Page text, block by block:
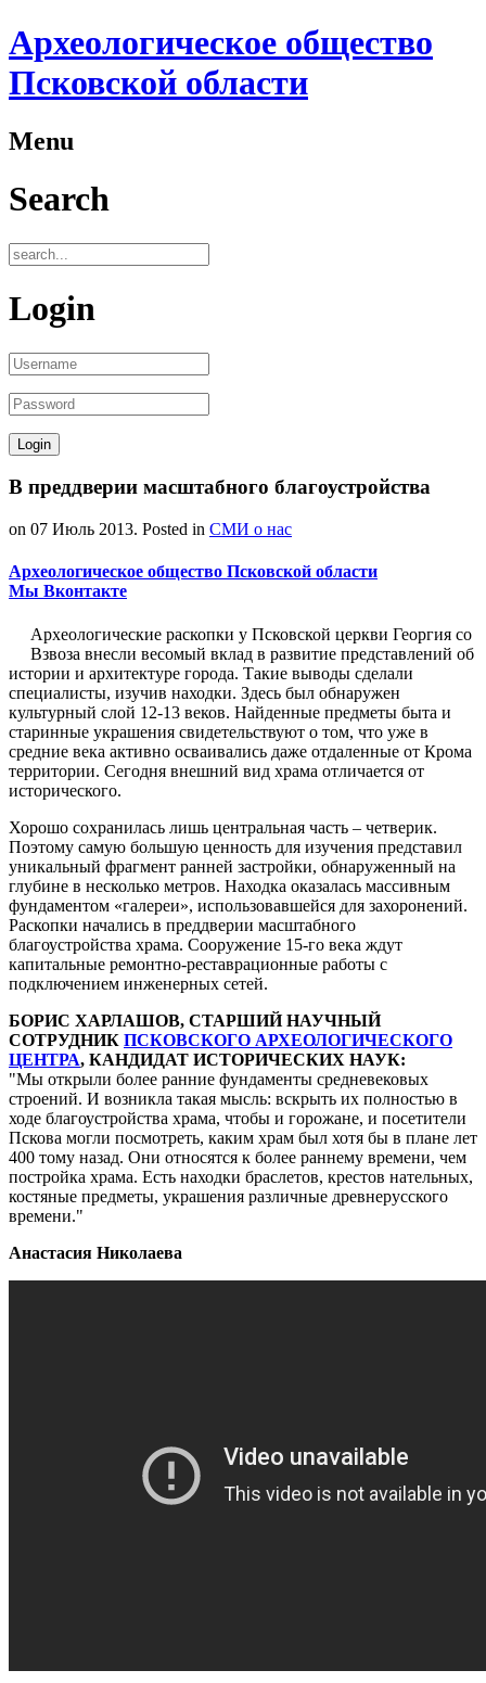
Археологическое общество
Псковской области
Menu
Search
Login
В преддверии масштабного благоустройства
on 07 Июль 2013. Posted in СМИ о нас
Археологическое общество Псковской области
Мы Вконтакте
Археологические раскопки у Псковской церкви Георгия со
Взвоза внесли весомый вклад в развитие представлений об
истории и архитектуре города. Такие выводы сделали
специалисты, изучив находки. Здесь был обнаружен
культурный слой 12-13 веков. Найденные предметы быта и
старинные украшения свидетельствуют о том, что уже в
средние века активно осваивались даже отдаленные от Крома
территории. Сегодня внешний вид храма отличается от
исторического.
Хорошо сохранилась лишь центральная часть – четверик.
Поэтому самую большую ценность для изучения представил
уникальный фрагмент ранней застройки, обнаруженный на
глубине в несколько метров. Находка оказалась массивным
фундаментом «галереи», использовавшейся для захоронений.
Раскопки начались в преддверии масштабного
благоустройства храма. Сооружение 15-го века ждут
капитальные ремонтно-реставрационные работы с
подключением инженерных сетей.
БОРИС ХАРЛАШОВ, СТАРШИЙ НАУЧНЫЙ
СОТРУДНИК ПСКОВСКОГО АРХЕОЛОГИЧЕСКОГО
ЦЕНТРА, КАНДИДАТ ИСТОРИЧЕСКИХ НАУК:
Мы открыли более ранние фундаменты средневековых
строений. И возникла такая мысль: вскрыть их полностью в
ходе благоустройства храма, чтобы и горожане, и посетители
Пскова могли посмотреть, каким храм был хотя бы в плане лет
400 тому назад. Они относятся к более раннему времени, чем
постройка храма. Есть находки браслетов, крестов нательных,
костяные предметы, украшения различные древнерусского
времени.
Анастасия Николаева